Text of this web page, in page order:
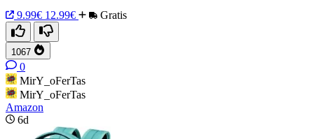
9.99€ 12.99€ Gratis
1067
0
MirY_oFerTas
MirY_oFerTas
Amazon
6d